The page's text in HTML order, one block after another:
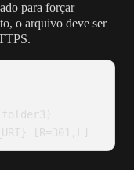
para forçar
o arquivo deve ser
[R=301,L]